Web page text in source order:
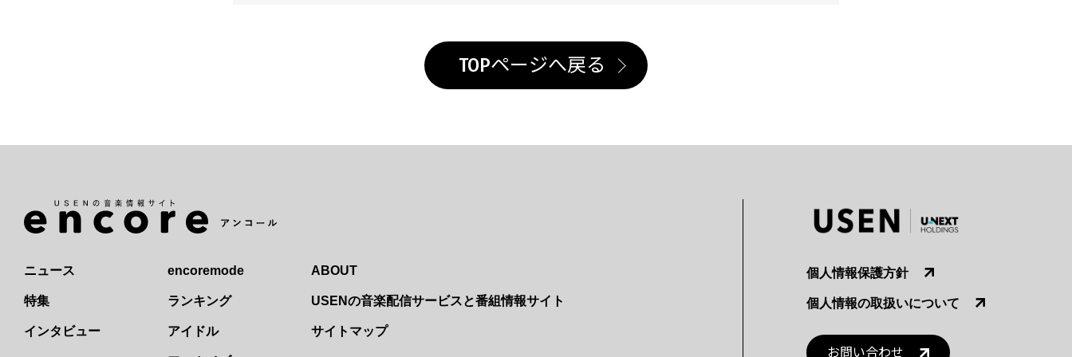
TOPページへ戻る
ニュース
特集
インタビュー
encoremode
ランキング
アイドル
ABOUT
USENの音楽配信サービスと番組情報サイト
サイトマップ
個人情報保護方針
個人情報の取扱いについて
お問い合わせ